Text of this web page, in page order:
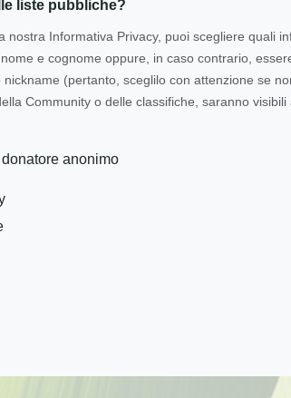
liste pubbliche?
nostra Informativa Privacy, puoi scegliere quali
e cognome oppure, in caso contrario,
(pertanto, sceglilo con attenzione se
Community o delle classifiche, saranno
anonimo